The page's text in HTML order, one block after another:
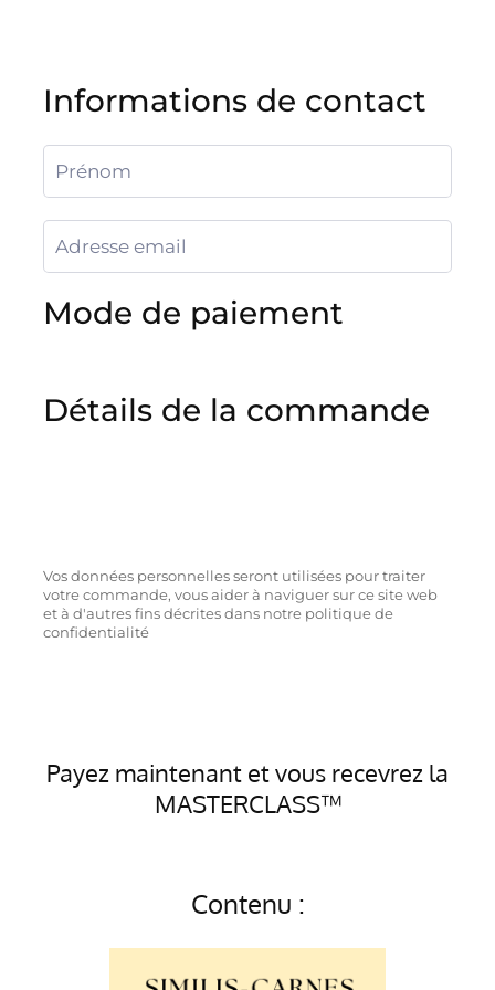
Informations de contact
Mode de paiement
Détails de la commande
Vos données personnelles seront utilisées pour traiter
votre commande, vous aider à naviguer sur ce site web
et à d'autres fins décrites dans notre politique de
confidentialité
Payez maintenant et vous recevrez la
MASTERCLASS™
Contenu :